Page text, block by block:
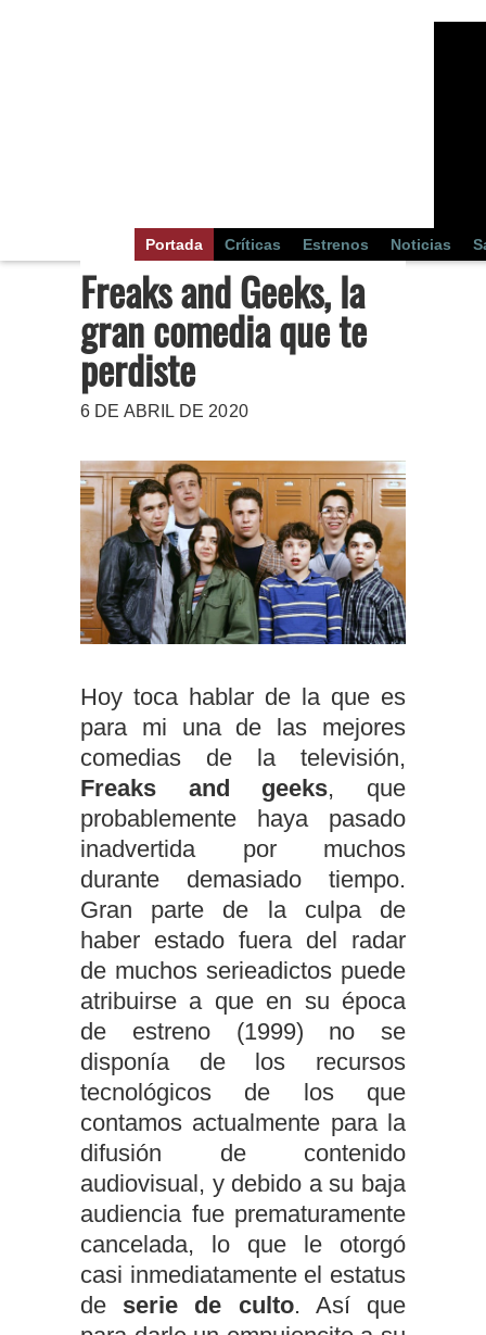
Portada Críticas Estrenos Noticias
Freaks and Geeks, la
gran comedia que te
perdiste
6 DE ABRIL DE 2020
Hoy toca hablar de la que es
para mi una de las mejores
comedias de la televisión,
Freaks and geeks, que
probablemente haya pasado
inadvertida por muchos
durante demasiado tiempo.
Gran parte de la culpa de
haber estado fuera del radar
de muchos serieadictos puede
atribuirse a que en su época
de estreno (1999) no se
disponía de los recursos
tecnológicos de los que
contamos actualmente para la
difusión de contenido
audiovisual, y debido a su baja
audiencia fue prematuramente
cancelada, lo que le otorgó
casi inmediatamente el estatus
de serie de culto. Así que